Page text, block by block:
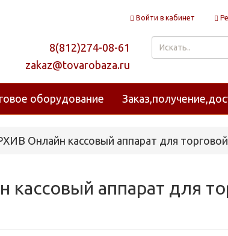
Войти в кабинет
8(812)274-08-61
zakaz@tovarobaza.ru
оборудование
Онлайн кассовый аппарат для
аппарат для